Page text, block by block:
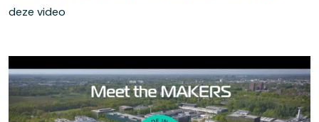
deze video
Made in NL. H2. MeettheMakers